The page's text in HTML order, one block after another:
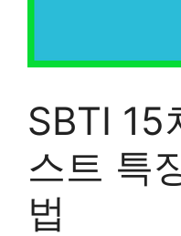
SBTI 15
스트 특
법